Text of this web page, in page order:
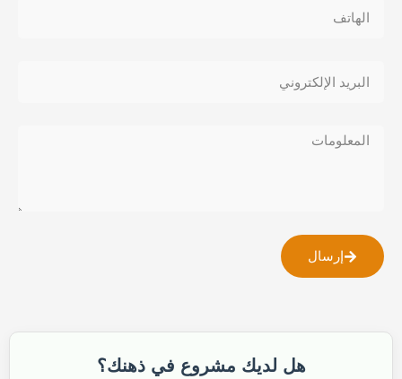
إرسال
هل لديك مشروع في ذهنك؟